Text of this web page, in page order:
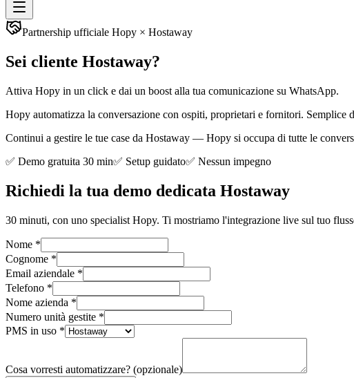
Partnership ufficiale Hopy × Hostaway
Sei cliente Hostaway?
Attiva Hopy in un click e dai un boost alla tua comunicazione su WhatsApp.
Hopy automatizza la conversazione con ospiti, proprietari e fornitori. Semplice
Continui a gestire le tue case da Hostaway — Hopy si occupa di tutte le
✅ Demo gratuita 30 min✅ Setup guidato✅ Nessun impegno
Richiedi la tua demo dedicata Hostaway
30 minuti, con uno specialist Hopy. Ti mostriamo l'integrazione live sul tuo
Nome *
Cognome *
Email aziendale *
Telefono *
Nome azienda *
Numero unità gestite *
PMS in uso *
Cosa vorresti automatizzare? (opzionale)